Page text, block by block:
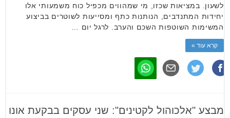
לשעון. במציאות שכזו, מי שמהווים מכפיל כוח משמעותי אלו
יחידות המתנדבים, הנותנות כתף ומסייעות לשוטרים בביצוע
המשימות השוטפות השכם והערב. לרגל יום …
קרא עוד »
מבצע "אלכוהול לקטינים": שני עסקים בבקעת אונו